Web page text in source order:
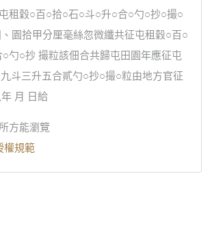
租穀○百○拾○石○斗○升○合○勺○抄○撮○
園拾甲分厘毫絲忽微纖共征屯租穀○百○
勺○抄 撮粒該佃合共歸屯田園年應征屯
斗三升五合貳勺○抄○撮○粒由地方官征
月 日給
方能瀏覽
權規範